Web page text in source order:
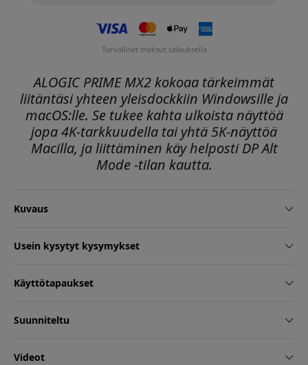
Turvalliset maksut salauksella
ALOGIC PRIME MX2 kokoaa tärkeimmät
liitäntäsi yhteen yleisdockkiin Windowsille ja
macOS:lle. Se tukee kahta ulkoista näyttöä
jopa 4K-tarkkuudella tai yhtä 5K-näyttöä
Macilla, ja liittäminen käy helposti DP Alt
Mode -tilan kautta.
Kuvaus
Usein kysytyt kysymykset
Käyttötapaukset
Suunniteltu
Videot